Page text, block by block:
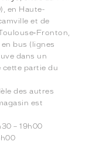
en Haute-
et de
bus (lignes
dans un
partie du
des autres
est
– 19h00